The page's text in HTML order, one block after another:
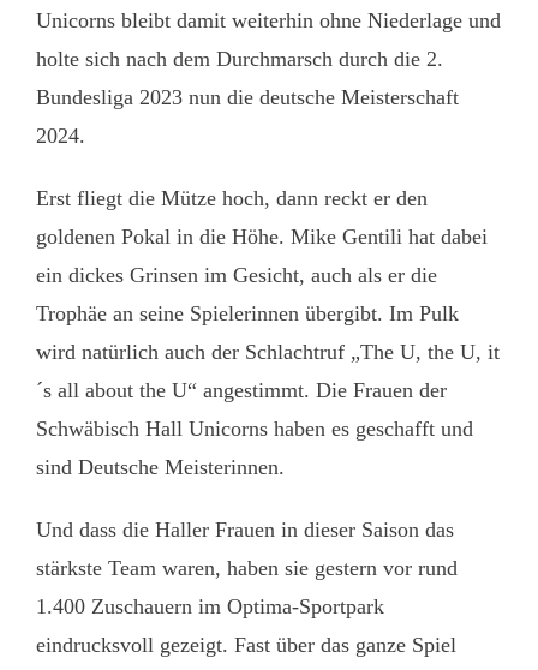
Unicorns bleibt damit weiterhin ohne Niederlage und
holte sich nach dem Durchmarsch durch die 2.
Bundesliga 2023 nun die deutsche Meisterschaft
2024.
Erst fliegt die Mütze hoch, dann reckt er den
goldenen Pokal in die Höhe. Mike Gentili hat dabei
ein dickes Grinsen im Gesicht, auch als er die
Trophäe an seine Spielerinnen übergibt. Im Pulk
wird natürlich auch der Schlachtruf „The U, the U, it
´s all about the U“ angestimmt. Die Frauen der
Schwäbisch Hall Unicorns haben es geschafft und
sind Deutsche Meisterinnen.
Und dass die Haller Frauen in dieser Saison das
stärkste Team waren, haben sie gestern vor rund
1.400 Zuschauern im Optima-Sportpark
eindrucksvoll gezeigt. Fast über das ganze Spiel